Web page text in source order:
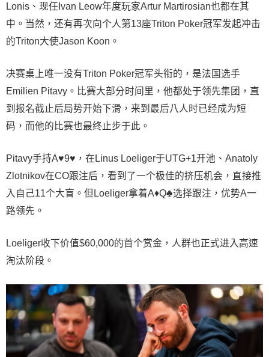
Lonis、现任Ivan Leow年度玩家Artur Martirosian也都在其
中。当然，还有再次向个人第13座Triton Poker冠军发起冲击
的Triton大使Jason Koon。
决赛桌上唯一没有Triton Poker冠军头衔的，是法国选手
Emilien Pitavy。比赛大部分时间里，他都处于领先集团，直
到报名截止后局势开始下滑，来到最后八人时已经成为短
码，而他的比赛也最终止步于此。
Pitavy手持A♥9♥，在Linus Loeliger于UTG+1开池、Anatoly
Zlotnikov在CO跟注后，看到了一个极佳的挤压机会，直接推
入自己11个大盲。但Loeliger拿着A♦Q♣选择跟注，优势A一
路领先。
Loeliger收下价值$60,000的首个赏金，人群也正式进入高速
淘汰阶段。